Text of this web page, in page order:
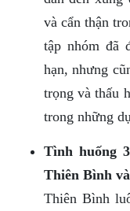
và cẩn thận
tập nhóm đã
hạn, nhưng
trọng và thấu
trong những
Tình huống
Thiên Bình
Thiên Bình